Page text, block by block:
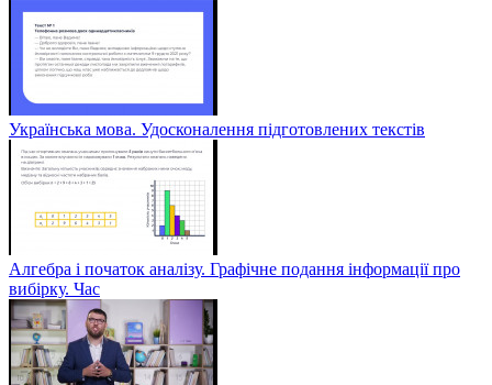
Українська мова. Удосконалення підготовлених текстів
Алгебра і початок аналізу. Графічне подання інформації про
вибірку. Час